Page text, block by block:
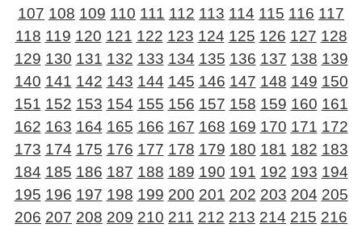
107 108 109 110 111 112 113 114 115 116 117
118 119 120 121 122 123 124 125 126 127 128
129 130 131 132 133 134 135 136 137 138 139
140 141 142 143 144 145 146 147 148 149 150
151 152 153 154 155 156 157 158 159 160 161
162 163 164 165 166 167 168 169 170 171 172
173 174 175 176 177 178 179 180 181 182 183
184 185 186 187 188 189 190 191 192 193 194
195 196 197 198 199 200 201 202 203 204 205
206 207 208 209 210 211 212 213 214 215 216